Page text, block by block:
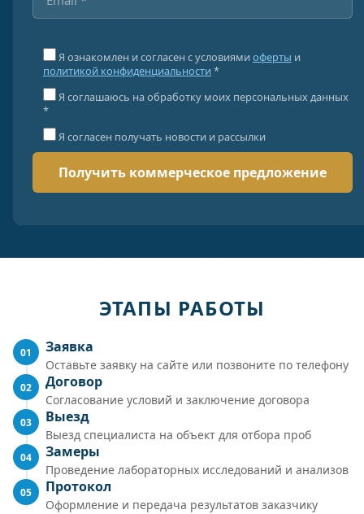
Я ознакомлен и согласен с условиями оферты и
политикой конфиденциальности *
Я соглашаюсь на обработку моих персональных данных
*
Я согласен получать новости и рассылки
ЭТАПЫ РАБОТЫ
01 Заявка
Оставьте заявку на сайте или позвоните по телефону
02 Договор
Согласование условий и заключение договора
03 Выезд
Выезд специалиста на объект для отбора проб
04 Замеры
Проведение лабораторных исследований и анализов
05 Протокол
Оформление и передача результатов заказчику